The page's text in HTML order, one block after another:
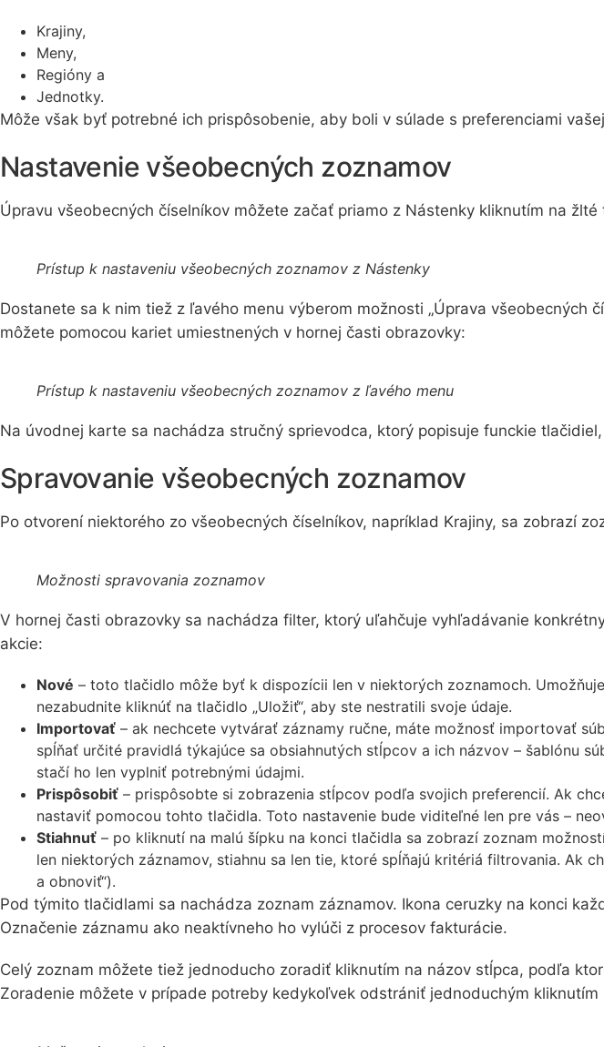
Krajiny,
Meny,
Regióny a
Jednotky.
Môže však byť potrebné ich prispôsobenie, aby boli v súlade s preferenciami
Nastavenie všeobecných zoznamov
Úpravu všeobecných číselníkov môžete začať priamo z Nástenky kliknutím na žlté
Prístup k nastaveniu všeobecných zoznamov z Nástenky
Dostanete sa k nim tiež z ľavého menu výberom možnosti „Úprava všeobecných
môžete pomocou kariet umiestnených v hornej časti obrazovky:
Prístup k nastaveniu všeobecných zoznamov z ľavého menu
Na úvodnej karte sa nachádza stručný sprievodca, ktorý popisuje funckie
Spravovanie všeobecných zoznamov
Po otvorení niektorého zo všeobecných číselníkov, napríklad Krajiny, sa zobrazí
Možnosti spravovania zoznamov
V hornej časti obrazovky sa nachádza filter, ktorý uľahčuje vyhľadávanie
akcie:
Nové – toto tlačidlo môže byť k dispozícii len v niektorých zoznamoch.
nezabudnite kliknúť na tlačidlo „Uložiť“, aby ste nestratili svoje údaje.
Importovať – ak nechcete vytvárať záznamy ručne, máte možnosť importovať
spĺňať určité pravidlá týkajúce sa obsiahnutých stĺpcov a ich názvov – šablónu
stačí ho len vyplniť potrebnými údajmi.
Prispôsobiť – prispôsobte si zobrazenia stĺpcov podľa svojich preferencií. Ak
nastaviť pomocou tohto tlačidla. Toto nastavenie bude viditeľné len pre vás –
Stiahnuť – po kliknutí na malú šípku na konci tlačidla sa zobrazí zoznam
len niektorých záznamov, stiahnu sa len tie, ktoré spĺňajú kritériá filtrovania.
a obnoviť“).
Pod týmito tlačidlami sa nachádza zoznam záznamov. Ikona ceruzky na konci
Označenie záznamu ako neaktívneho ho vylúči z procesov fakturácie.
Celý zoznam môžete tiež jednoducho zoradiť kliknutím na názov stĺpca, podľa
Zoradenie môžete v prípade potreby kedykoľvek odstrániť jednoduchým kliknutím